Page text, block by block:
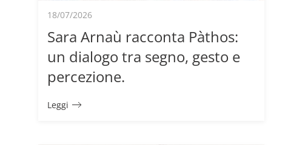
18/07/2026
Sara Arnaù racconta Pàthos:
un dialogo tra segno, gesto e
percezione.
Leggi